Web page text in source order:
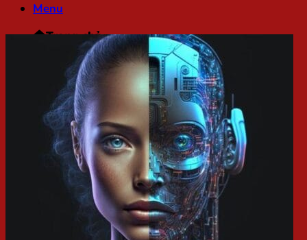
Menu
Trang chủ
Dịch vụ in ấn
ẤN PHẨM VĂN PHÒNG
In Card Visit
In Kẹp File
In Phong Bì
In Tiêu Đề Thư
In Thẻ Nhựa
In Giấy Khen – Bằng Khen
In bộ nhận diện thương hiệu
In Hồ sơ kiến trúc
In Hồ sơ năng lực
In Tài liệu
In Sách
ẤN PHẨM TIẾP THỊ
In Catalogue